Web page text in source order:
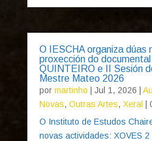
O IESCHA organiza dúas
proxección do
QUINTEIRO e II Sesión
Mestre Mateo 2026
por martinho Jul 1, 2026
Novas, Outras Artes, Xeral
|
O Instituto de Estudos
novas actividades: XOVES 2